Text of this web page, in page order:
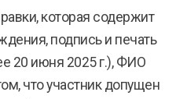
которая содержит
подпись и печать
20 июня 2025 г.), ФИО
что участник допущен